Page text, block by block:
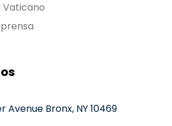
Vaticano
Avenue Bronx, NY 10469